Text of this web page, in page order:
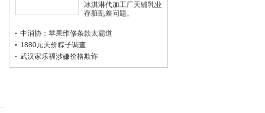
冰淇淋代加工厂天辅乳业
存脏乱差问题。
中消协：苹果维修条款太霸道
1880元天价粽子调查
武汉家乐福涉嫌价格欺诈